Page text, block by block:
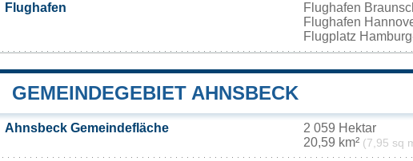
Flughafen Flughafen
Flughafen
Flugplatz
GEMEINDEGEBIET AHNSBECK
Ahnsbeck Gemeindefläche
2 059 Hektar
20,59 km² (7,95 sq